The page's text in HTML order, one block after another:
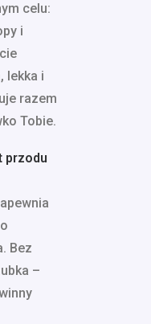
celu:
i
lekka i
razem
Tobie.
przodu
Bez
–